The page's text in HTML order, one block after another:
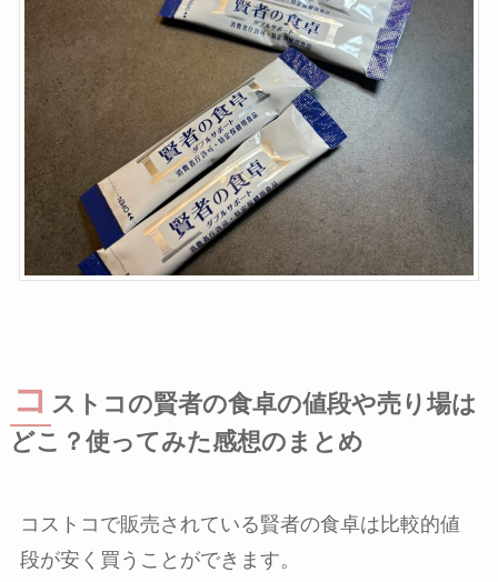
コ ストコの賢者の食卓の値段や売り場は
どこ？使ってみた感想のまとめ
コストコで販売されている賢者の食卓は比較的値
段が安く買うことができます。